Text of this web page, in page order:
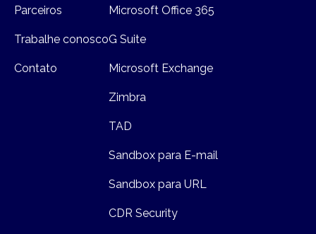
Parceiros
Trabalhe conosco
Contato
Microsoft Office 365
G Suite
Microsoft Exchange
Zimbra
TAD
Sandbox para E-mail
Sandbox para URL
CDR Security